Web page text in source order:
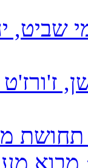
ז'ורז'ט
מבוא